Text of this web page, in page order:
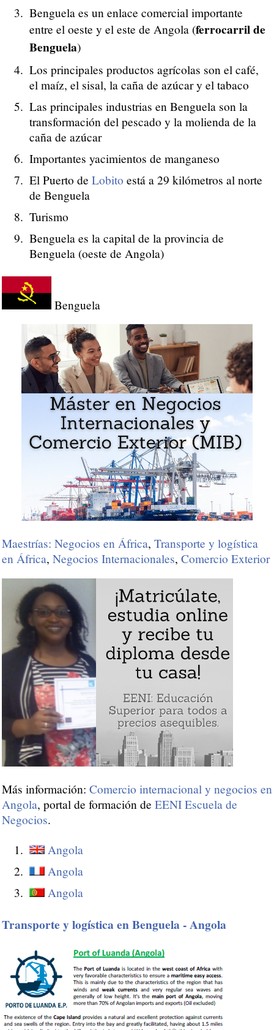
Benguela es un enlace comercial importante
entre el oeste y el este de Angola (ferrocarril de
Benguela)
Los principales productos agrícolas son el café,
el maíz, el sisal, la caña de azúcar y el tabaco
Las principales industrias en Benguela son la
transformación del pescado y la molienda de la
caña de azúcar
Importantes yacimientos de manganeso
El Puerto de Lobito está a 29 kilómetros al norte
de Benguela
Turismo
Benguela es la capital de la provincia de
Benguela (oeste de Angola)
Benguela
Maestrías: Negocios en África, Transporte y logística
en África, Negocios Internacionales, Comercio Exterior
Más información: Comercio internacional y negocios en
Angola, portal de formación de EENI Escuela de
Negocios.
Angola
Angola
Angola
Transporte y logísticaen Benguela - Angola